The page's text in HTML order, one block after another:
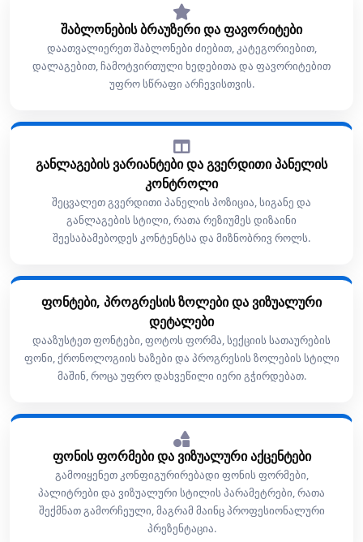
შაბლონების ბრაუზერი და ფავორიტები
დაათვალიერეთ შაბლონები ძიებით, კატეგორიებით,
დალაგებით, ჩამოტვირთული ხედებითა და ფავორიტებით
უფრო სწრაფი არჩევისთვის.
განლაგების ვარიანტები და გვერდითი პანელის
კონტროლი
შეცვალეთ გვერდითი პანელის პოზიცია, სიგანე და
განლაგების სტილი, რათა რეზიუმეს დიზაინი
შეესაბამებოდეს კონტენტსა და მიზნობრივ როლს.
ფონტები, პროგრესის ზოლები და ვიზუალური
დეტალები
დააზუსტეთ ფონტები, ფოტოს ფორმა, სექციის სათაურების
ფონი, ქრონოლოგიის ხაზები და პროგრესის ზოლების სტილი
მაშინ, როცა უფრო დახვეწილი იერი გჭირდებათ.
ფონის ფორმები და ვიზუალური აქცენტები
გამოიყენეთ კონფიგურირებადი ფონის ფორმები,
პალიტრები და ვიზუალური სტილის პარამეტრები, რათა
შექმნათ გამორჩეული, მაგრამ მაინც პროფესიონალური
პრეზენტაცია.